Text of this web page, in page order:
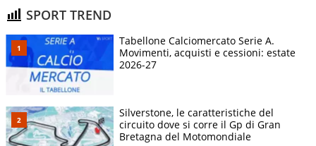
SPORT TREND
Tabellone Calciomercato Serie A.
Movimenti, acquisti e cessioni: estate
2026-27
Silverstone, le caratteristiche del
circuito dove si corre il Gp di Gran
Bretagna del Motomondiale